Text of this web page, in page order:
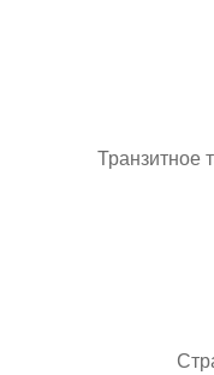
Транзитное